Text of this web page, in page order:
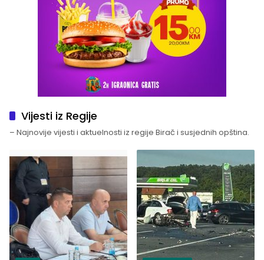
Vijesti iz Regije
– Najnovije vijesti i aktuelnosti iz regije Birač i susjednih opština.